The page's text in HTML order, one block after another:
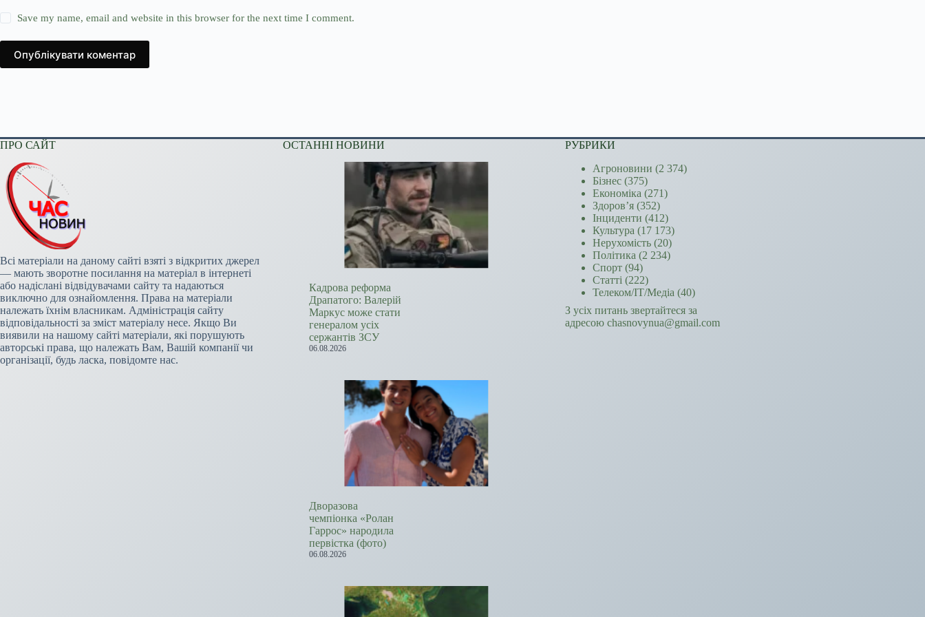
Save my name, email and website in this browser for the next time I comment.
Опублікувати коментар
ПРО САЙТ
Всі матеріали на даному сайті взяті з відкритих джерел
— мають зворотне посилання на матеріал в інтернеті
або надіслані відвідувачами сайту та надаються
виключно для ознайомлення. Права на матеріали
належать їхнім власникам. Адміністрація сайту
відповідальності за зміст матеріалу несе. Якщо Ви
виявили на нашому сайті матеріали, які порушують
авторські права, що належать Вам, Вашій компанії чи
організації, будь ласка, повідомте нас.
ОСТАННІ НОВИНИ
Кадрова реформа
Драпатого: Валерій
Маркус може стати
генералом усіх
сержантів ЗСУ
06.08.2026
Дворазова
чемпіонка «Ролан
Гаррос» народила
первістка (фото)
06.08.2026
РУБРИКИ
Агроновини (2 374)
Бізнес (375)
Економіка (271)
Здоров’я (352)
Інциденти (412)
Культура (17 173)
Нерухомість (20)
Політика (2 234)
Спорт (94)
Статті (222)
Телеком/ІТ/Медіа (40)
З усіх питань звертайтеся за
адресою chasnovynua@gmail.com